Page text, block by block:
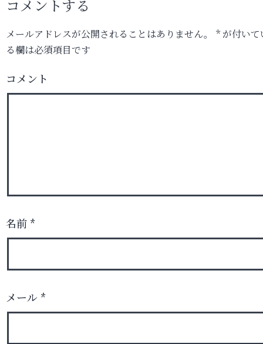
コメントする
メールアドレスが公開されることはありません。 *が付いて
る欄は必須項目です
コメント
名前 *
メール *